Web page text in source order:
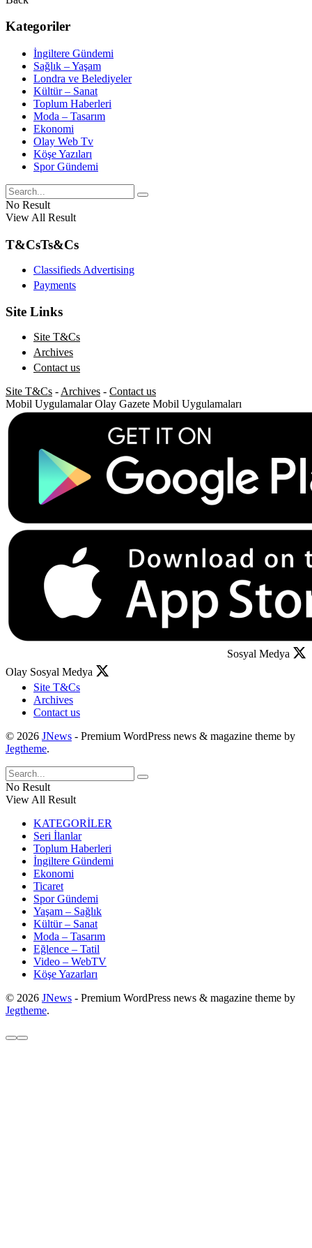
Kategoriler
İngiltere Gündemi
Sağlık – Yaşam
Londra ve Belediyeler
Kültür – Sanat
Toplum Haberleri
Moda – Tasarım
Ekonomi
Olay Web Tv
Köşe Yazıları
Spor Gündemi
No Result
View All Result
T&CsTs&Cs
Classifieds Advertising
Payments
Site Links
Site T&Cs
Archives
Contact us
Site T&Cs -Archives - Contact us
Mobil Uygulamalar Olay Gazete Mobil Uygulamaları
Sosyal Medya
Olay Sosyal Medya
Site T&Cs
Archives
Contact us
© 2026 JNews - Premium WordPress news & magazine theme by
Jegtheme.
No Result
View All Result
KATEGORİLER
Seri İlanlar
Toplum Haberleri
İngiltere Gündemi
Ekonomi
Ticaret
Spor Gündemi
Yaşam – Sağlık
Kültür – Sanat
Moda – Tasarım
Eğlence – Tatil
Video – WebTV
Köşe Yazarları
© 2026 JNews - Premium WordPress news & magazine theme by
Jegtheme.